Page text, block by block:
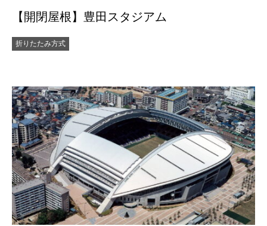
【開閉屋根】豊田スタジアム
折りたたみ方式